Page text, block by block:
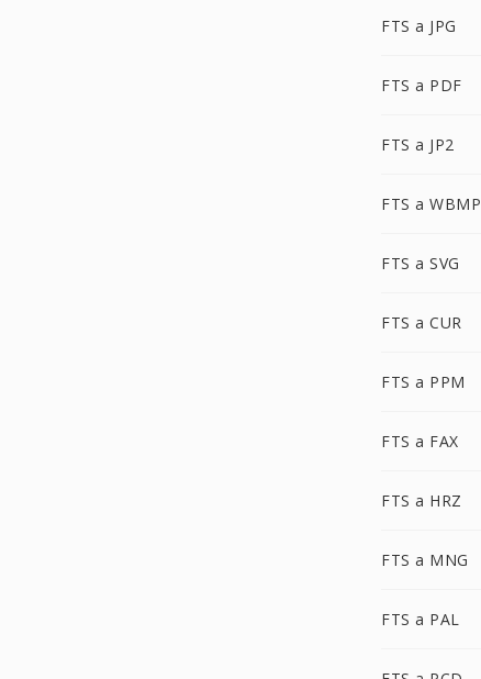
FTS a JPG
FTS a PDF
FTS a JP2
FTS a WBMP
FTS a SVG
FTS a CUR
FTS a PPM
FTS a FAX
FTS a HRZ
FTS a MNG
FTS a PAL